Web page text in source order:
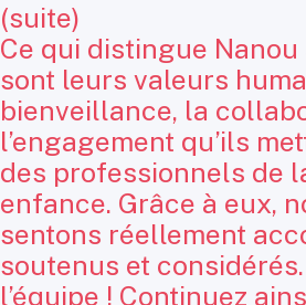
(suite)
Ce qui distingue
sont leurs valeurs
bienveillance, la
l’engagement qu’ils
des professionnels de
enfance. Grâce à eux,
sentons réellement
soutenus et
l’équipe ! Continuez